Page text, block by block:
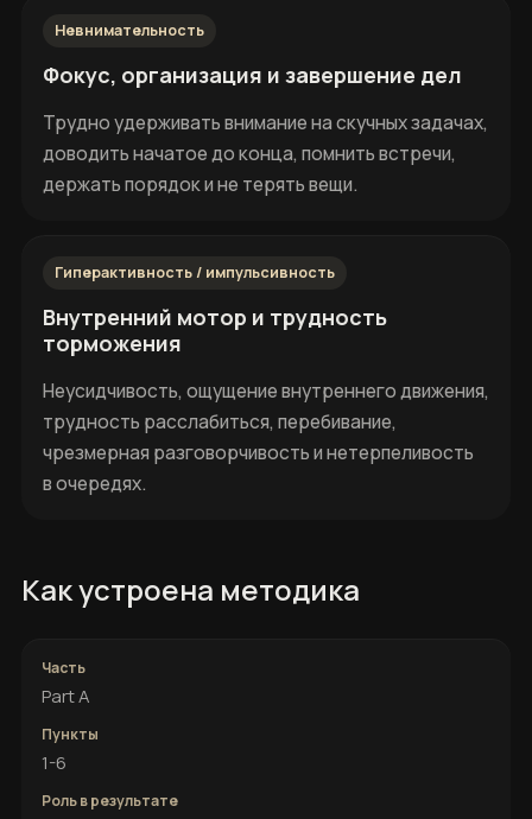
Невнимательность
Фокус, организация и завершение дел
Трудно удерживать внимание на скучных задачах,
доводить начатое до конца, помнить встречи,
держать порядок и не терять вещи.
Гиперактивность / импульсивность
Внутренний мотор и трудность
торможения
Неусидчивость, ощущение внутреннего движения,
трудность расслабиться, перебивание,
чрезмерная разговорчивость и нетерпеливость
в очередях.
Как устроена методика
Part A
1-6